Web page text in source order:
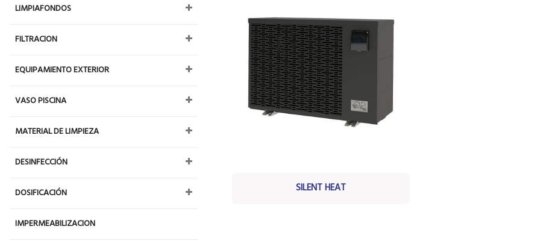
SILENT HEAT
LIMPIAFONDOS
FILTRACION
EQUIPAMIENTO EXTERIOR
VASO PISCINA
MATERIAL DE LIMPIEZA
DESINFECCIÓN
DOSIFICACIÓN
IMPERMEABILIZACION